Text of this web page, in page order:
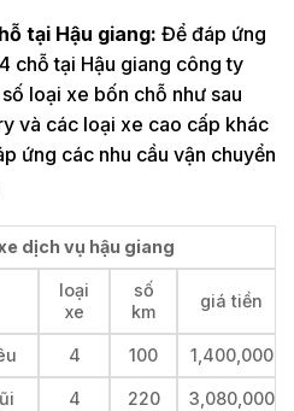
tại Hậu giang: Để đáp ứng
chỗ tại Hậu giang công ty
loại xe bốn chỗ như sau
và các loại xe cao cấp khác
ứng các nhu cầu vận chuyển
dịch vụ hậu giang
loại
xe
số
km
giá tiền
4 100 1,400,000
4 220 3,080,000